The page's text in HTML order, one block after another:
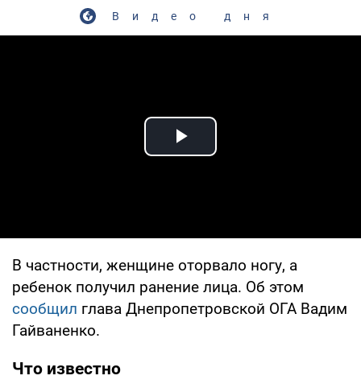
Видео дня
Play Video
В частности, женщине оторвало ногу, а
ребенок получил ранение лица. Об этом
сообщил глава Днепропетровской ОГА Вадим
Гайваненко.
Что известно